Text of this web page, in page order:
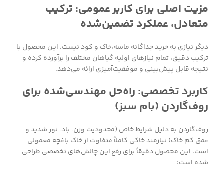
مزیت اصلی برای کاربر عمومی: ترکیب
متعادل، عملکرد تضمین‌شده
دیگر نیازی به خرید جداگانه ماسه،خاک و کود نیست. این محصول با
ترکیب دقیق، تمام نیازهای اولیه گیاهان مختلف را برآورده کرده و
نتیجه قابل پیش‌بینی و موفقیت‌آمیزی ارائه می‌دهد.
کاربرد تخصصی: راه‌حل مهندسی‌شده برای
روف‌گاردن (بام سبز)
روف‌گاردن به دلیل شرایط خاص (محدودیت وزن، باد، نور شدید و
عمق کم خاک) نیازمند خاکی کاملاً متفاوت از خاک باغچه معمولی
است. این محصول دقیقاً برای رفع این چالش‌های تخصصی طراحی
شده است: